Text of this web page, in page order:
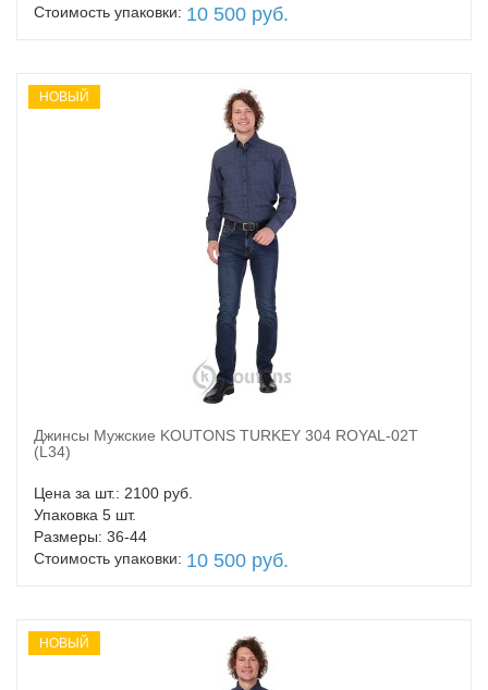
Стоимость упаковки: 10 500 руб.
В корзину
НОВЫЙ
Джинсы Мужские KOUTONS TURKEY 304 ROYAL-02T
(L34)
Цена за шт.: 2100 руб.
Упаковка 5 шт.
Размеры: 36-44
Стоимость упаковки: 10 500 руб.
НОВЫЙ